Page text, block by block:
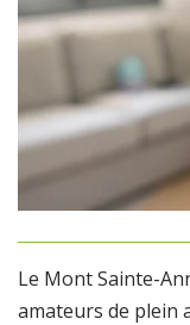
Le Mont Sainte-
amateurs de plein